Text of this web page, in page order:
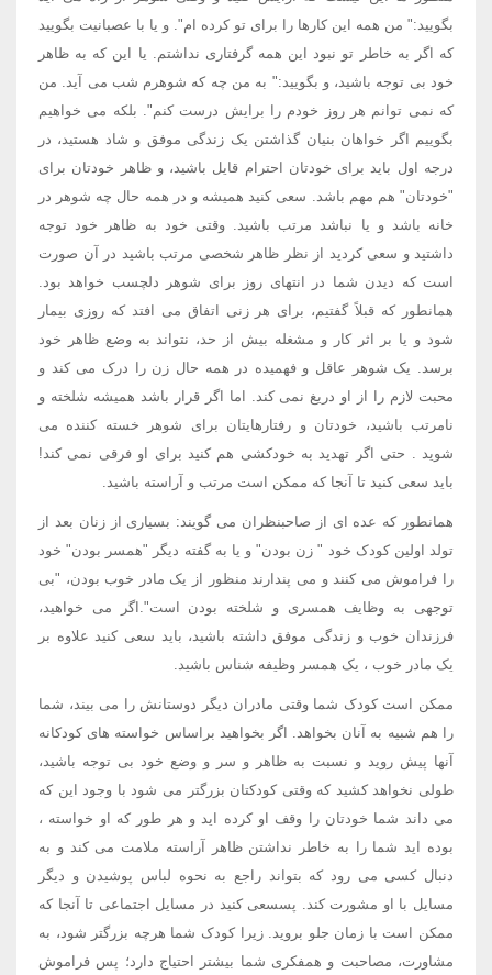
بگویید:" من همه این کارها را برای تو کرده ام". و یا با عصبانیت بگویید
که اگر به خاطر تو نبود این همه گرفتاری نداشتم. یا این که به ظاهر
خود بی توجه باشید، و بگویید:" به من چه که شوهرم شب می آید. من
که نمی توانم هر روز خودم را برایش درست کنم". بلکه می خواهیم
بگوییم اگر خواهان بنیان گذاشتن یک زندگی موفق و شاد هستید، در
درجه اول باید برای خودتان احترام قایل باشید، و ظاهر خودتان برای
"خودتان" هم مهم باشد. سعی کنید همیشه و در همه حال چه شوهر در
خانه باشد و یا نباشد مرتب باشید. وقتی خود به ظاهر خود توجه
داشتید و سعی کردید از نظر ظاهر شخصی مرتب باشید در آن صورت
است که دیدن شما در انتهای روز برای شوهر دلچسب خواهد بود.
همانطور که قبلاً گفتیم، برای هر زنی اتفاق می افتد که روزی بیمار
شود و یا بر اثر کار و مشغله بیش از حد، نتواند به وضع ظاهر خود
برسد. یک شوهر عاقل و فهمیده در همه حال زن را درک می کند و
محبت لازم را از او دریغ نمی کند. اما اگر قرار باشد همیشه شلخته و
نامرتب باشید، خودتان و رفتارهایتان برای شوهر خسته کننده می
شوید . حتی اگر تهدید به خودکشی هم کنید برای او فرقی نمی کند!
باید سعی کنید تا آنجا که ممکن است مرتب و آراسته باشید.
همانطور که عده ای از صاحبنظران می گویند: بسیاری از زنان بعد از
تولد اولین کودک خود " زن بودن" و یا به گفته دیگر "همسر بودن" خود
را فراموش می کنند و می پندارند منظور از یک مادر خوب بودن، "بی
توجهی به وظایف همسری و شلخته بودن است".اگر می خواهید،
فرزندان خوب و زندگی موفق داشته باشید، باید سعی کنید علاوه بر
یک مادر خوب ، یک همسر وظیفه شناس باشید.
ممکن است کودک شما وقتی مادران دیگر دوستانش را می بیند، شما
را هم شبیه به آنان بخواهد. اگر بخواهید براساس خواسته های کودکانه
آنها پیش روید و نسبت به ظاهر و سر و وضع خود بی توجه باشید،
طولی نخواهد کشید که وقتی کودکتان بزرگتر می شود با وجود این که
می داند شما خودتان را وقف او کرده اید و هر طور که او خواسته ،
بوده اید شما را به خاطر نداشتن ظاهر آراسته ملامت می کند و به
دنبال کسی می رود که بتواند راجع به نحوه لباس پوشیدن و دیگر
مسایل با او مشورت کند. پسسعی کنید در مسایل اجتماعی تا آنجا که
ممکن است با زمان جلو بروید. زیرا کودک شما هرچه بزرگتر شود، به
مشاورت، مصاحبت و همفکری شما بیشتر احتیاج دارد؛ پس فراموش